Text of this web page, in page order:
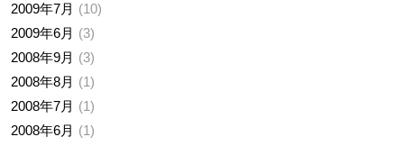
2009年7月
10
2009年6月
3
2008年9月
3
2008年8月
1
2008年7月
1
2008年6月
1